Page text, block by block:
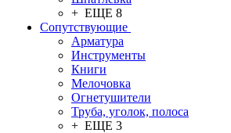
+ ЕЩЕ 8
Сопутствующие
Арматура
Инструменты
Книги
Мелочовка
Огнетушители
Труба, уголок, полоса
+ ЕЩЕ 3